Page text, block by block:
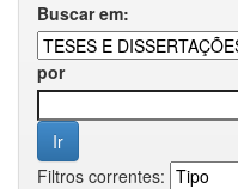
Buscar em:
por
Filtros correntes: